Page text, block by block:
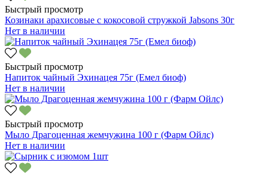
Быстрый просмотр
Козинаки арахисовые с кокосовой стружкой Jabsons 30г
Нет в наличии
Быстрый просмотр
Напиток чайный Эхинацея 75г (Емел биоф)
Нет в наличии
Быстрый просмотр
Мыло Драгоценная жемчужина 100 г (Фарм Ойлс)
Нет в наличии